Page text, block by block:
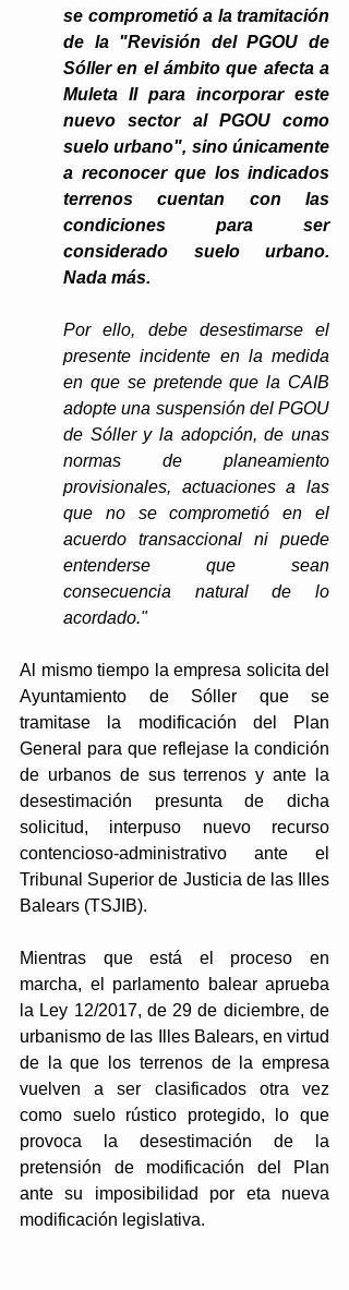
se comprometió a la tramitación
de la "Revisión del PGOU de
Sóller en el ámbito que afecta a
Muleta II para incorporar este
nuevo sector al PGOU como
suelo urbano", sino únicamente
a reconocer que los indicados
terrenos cuentan con las
condiciones para ser
considerado suelo urbano.
Nada más.
Por ello, debe desestimarse el
presente incidente en la medida
en que se pretende que la CAIB
adopte una suspensión del PGOU
de Sóller y la adopción, de unas
normas de planeamiento
provisionales, actuaciones a las
que no se comprometió en el
acuerdo transaccional ni puede
entenderse que sean
consecuencia natural de lo
acordado."
Al mismo tiempo la empresa solicita del
Ayuntamiento de Sóller que se
tramitase la modificación del Plan
General para que reflejase la condición
de urbanos de sus terrenos y ante la
desestimación presunta de dicha
solicitud, interpuso nuevo recurso
contencioso-administrativo ante el
Tribunal Superior de Justicia de las Illes
Balears (TSJIB).
Mientras que está el proceso en
marcha, el parlamento balear aprueba
la Ley 12/2017, de 29 de diciembre, de
urbanismo de las Illes Balears, en virtud
de la que los terrenos de la empresa
vuelven a ser clasificados otra vez
como suelo rústico protegido, lo que
provoca la desestimación de la
pretensión de modificación del Plan
ante su imposibilidad por eta nueva
modificación legislativa.